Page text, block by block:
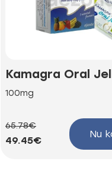
Kamagra Oral
100mg
65.78€
49.45€
Nu